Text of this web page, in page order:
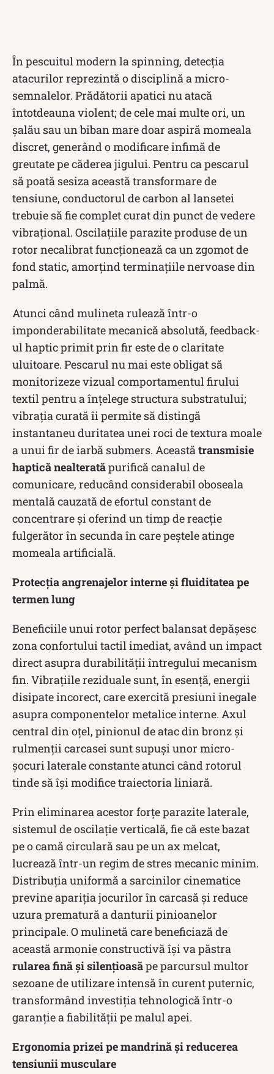
În pescuitul modern la spinning, detecția
atacurilor reprezintă o disciplină a micro-
semnalelor. Prădătorii apatici nu atacă
întotdeauna violent; de cele mai multe ori, un
șalău sau un biban mare doar aspiră momeala
discret, generând o modificare infimă de
greutate pe căderea jigului. Pentru ca pescarul
să poată sesiza această transformare de
tensiune, conductorul de carbon al lansetei
trebuie să fie complet curat din punct de vedere
vibrațional. Oscilațiile parazite produse de un
rotor necalibrat funcționează ca un zgomot de
fond static, amorțind terminațiile nervoase din
palmă.
Atunci când mulineta rulează într-o
imponderabilitate mecanică absolută, feedback-
ul haptic primit prin fir este de o claritate
uluitoare. Pescarul nu mai este obligat să
monitorizeze vizual comportamentul firului
textil pentru a înțelege structura substratului;
vibrația curată îi permite să distingă
instantaneu duritatea unei roci de textura moale
a unui fir de iarbă submers. Această transmisie
haptică nealteratăpurifică canalul de
comunicare, reducând considerabil oboseala
mentală cauzată de efortul constant de
concentrare și oferind un timp de reacție
fulgerător în secunda în care peștele atinge
momeala artificială.
Protecția angrenajelor interne și fluiditatea pe
termen lung
Beneficiile unui rotor perfect balansat depășesc
zona confortului tactil imediat, având un impact
direct asupra durabilității întregului mecanism
fin. Vibrațiile reziduale sunt, în esență, energii
disipate incorect, care exercită presiuni inegale
asupra componentelor metalice interne. Axul
central din oțel, pinionul de atac din bronz și
rulmenții carcasei sunt supuși unor micro-
șocuri laterale constante atunci când rotorul
tinde să își modifice traiectoria liniară.
Prin eliminarea acestor forțe parazite laterale,
sistemul de oscilație verticală, fie că este bazat
pe o camă circulară sau pe un ax melcat,
lucrează într-un regim de stres mecanic minim.
Distribuția uniformă a sarcinilor cinematice
previne apariția jocurilor în carcasă și reduce
uzura prematură a danturii pinioanelor
principale. O mulinetă care beneficiază de
această armonie constructivă își va păstra
rularea fină și silențioasăpe parcursul multor
sezoane de utilizare intensă în curent puternic,
transformând investiția tehnologică într-o
garanție a fiabilității pe malul apei.
Ergonomia prizei pe mandrină și reducerea
tensiunii musculare